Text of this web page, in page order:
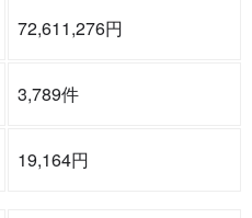
72,611,276円
3,789件
19,164円